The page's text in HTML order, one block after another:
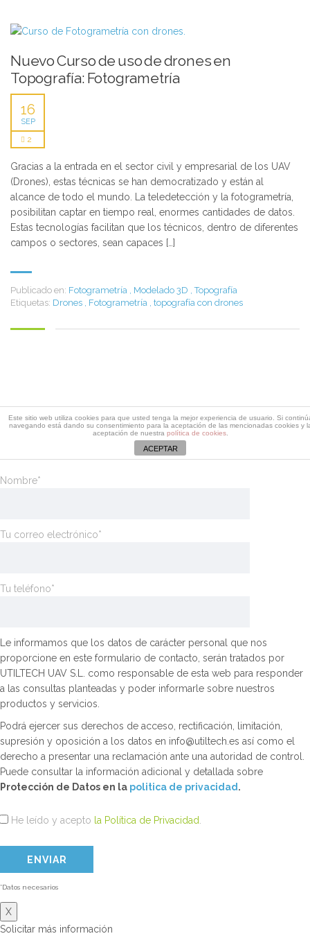
Nuevo Curso de uso de drones en
Topografía: Fotogrametría
16
SEP
2
Gracias a la entrada en el sector civil y empresarial de los UAV
(Drones), estas técnicas se han democratizado y están al
alcance de todo el mundo. La teledetección y la fotogrametría,
posibilitan captar en tiempo real, enormes cantidades de datos.
Estas tecnologías facilitan que los técnicos, dentro de diferentes
campos o sectores, sean capaces […]
Publicado en: Fotogrametría , Modelado 3D , Topografía
Etiquetas: Drones , Fotogrametría , topografía con drones
Este sitio web utiliza cookies para que usted tenga la mejor experiencia de usuario. Si
navegando está dando su consentimiento para la aceptación de las mencionadas cookies y
aceptación de nuestra política de cookies.
ACEPTAR
Descarga dossier Edificaciones
Rellena este formulario y recibirás un email con el enlace de
descarga del dossier de Edificaciones
Nombre*
Tu correo electrónico*
Tu teléfono*
Le informamos que los datos de carácter personal que nos
proporcione en este formulario de contacto, serán tratados por
UTILTECH UAV S.L. como responsable de esta web para responder
a las consultas planteadas y poder informarle sobre nuestros
productos y servicios.
Podrá ejercer sus derechos de acceso, rectificación, limitación,
supresión y oposición a los datos en info@utiltech.es así como el
derecho a presentar una reclamación ante una autoridad de control.
Puede consultar la información adicional y detallada sobre
Protección de Datos en la politica de privacidad .
He leído y acepto la Política de Privacidad
*Datos necesarios
X
Solicitar más información